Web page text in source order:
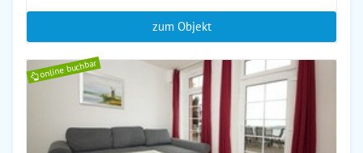
zum Objekt
online buchbar